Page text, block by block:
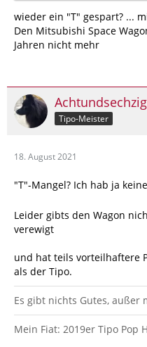
wieder ein "T" gespart? ...
Den Mitsubishi Space
Jahren nicht mehr
Tipo-Meister
18. August 2021
"T"-Mangel? Ich hab ja
Leider gibts den Wagon
verewigt
und hat teils vorteilhaftere
als der Tipo.
Es gibt nichts Gutes, außer
Mein Fiat: 2019er Tipo Pop